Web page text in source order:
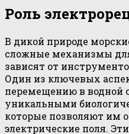
Роль
В дикой природе
сложные механизмы
зависят от
Один из ключевых
перемещению в водной
уникальными
которые позволяют им
электрические поля.